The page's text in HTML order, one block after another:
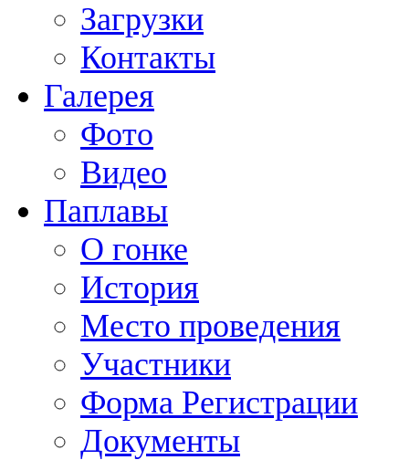
Загрузки
Контакты
Галерея
Фото
Видео
Паплавы
О гонке
История
Место проведения
Участники
Форма Регистрации
Документы